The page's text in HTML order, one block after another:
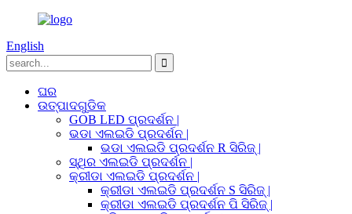
English
ଘର
ଉତ୍ପାଦଗୁଡିକ
GOB LED ପ୍ରଦର୍ଶନ |
ଭଡା ଏଲଇଡି ପ୍ରଦର୍ଶନ |
ଭଡା ଏଲଇଡି ପ୍ରଦର୍ଶନ R ସିରିଜ୍ |
ସ୍ଥିର ଏଲଇଡି ପ୍ରଦର୍ଶନ |
କ୍ରୀଡା ଏଲଇଡି ପ୍ରଦର୍ଶନ |
କ୍ରୀଡା ଏଲଇଡି ପ୍ରଦର୍ଶନ S ସିରିଜ୍ |
କ୍ରୀଡା ଏଲଇଡି ପ୍ରଦର୍ଶନ ପି ସିରିଜ୍ |